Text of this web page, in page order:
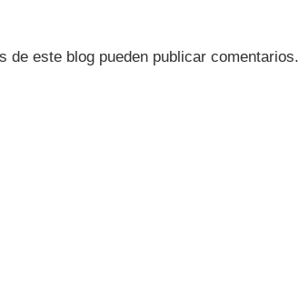
de este blog pueden publicar comentarios.